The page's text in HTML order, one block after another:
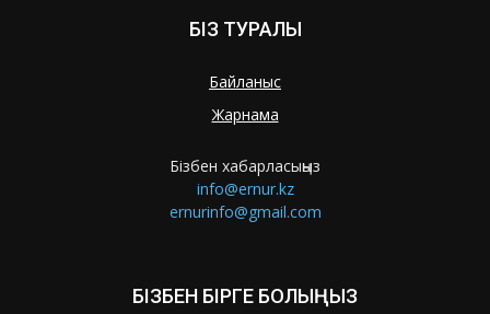
БІЗ ТУРАЛЫ
Байланыс
Жарнама
Бізбен хабарласыңыз
info@ernur.kz
ernurinfo@gmail.com
БІЗБЕН БІРГЕ БОЛЫҢЫЗ